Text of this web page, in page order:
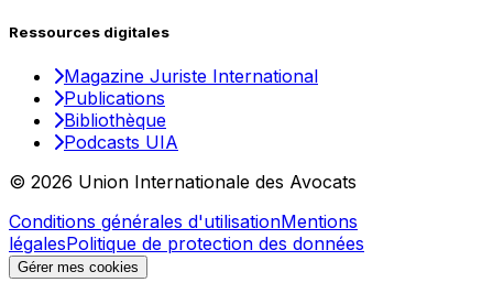
Ressources digitales
Magazine Juriste International
Publications
Bibliothèque
Podcasts UIA
© 2026 Union Internationale des Avocats
Conditions générales d'utilisationMentions
légalesPolitique de protection des données
Gérer mes cookies